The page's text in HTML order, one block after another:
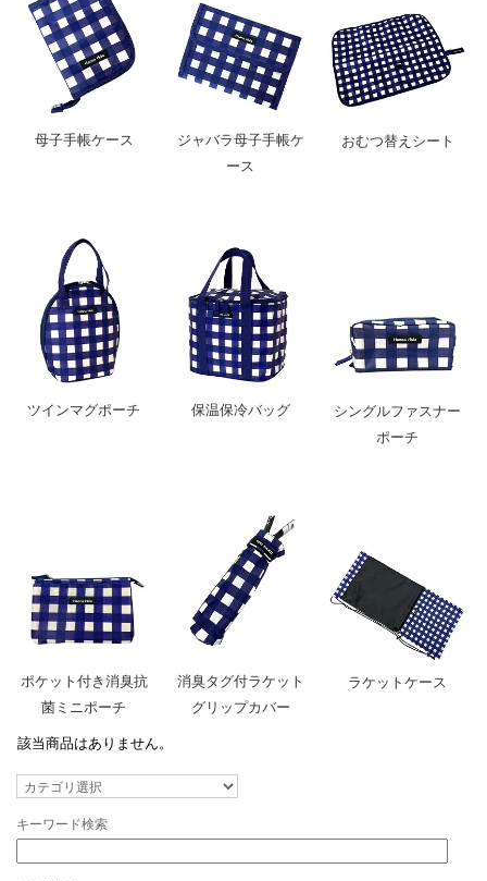
母子手帳ケース
ジャバラ母子手帳ケ
ース
おむつ替えシート
ツインマグポーチ 保温保冷バッグ
シングルファスナー
ポーチ
ポケット付き消臭抗
菌ミニポーチ
消臭タグ付ラケット
グリップカバー
ラケットケース
該当商品はありません。
キーワード検索